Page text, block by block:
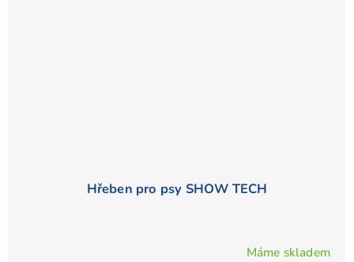
Hřeben pro psy SHOW TECH
Máme skladem